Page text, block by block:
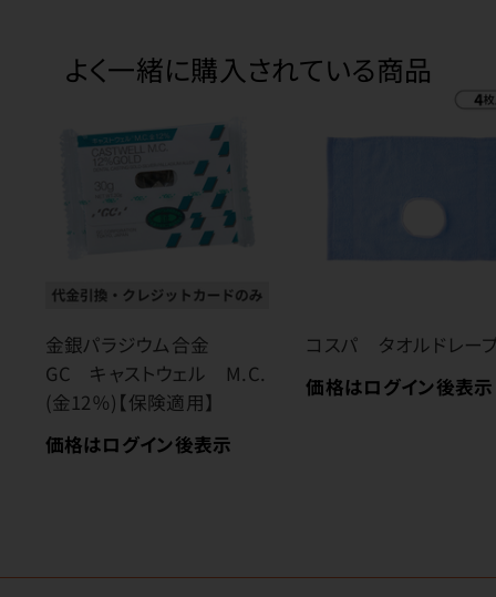
よく一緒に購入されている商品
金銀パラジウム合金
GC キャストウェル M.C.
(金12％)【保険適用】
価格はログイン後表示
コスパ タオルドレー
価格はログイン後表示